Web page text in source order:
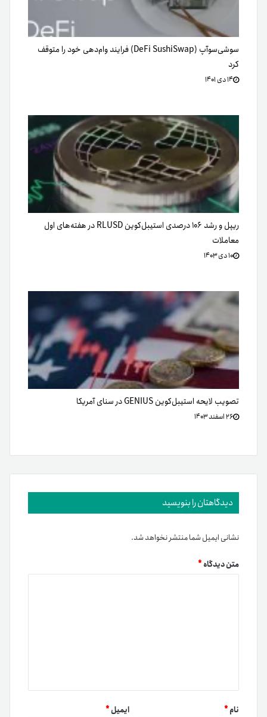
سوشی‌سوآپ (DeFi SushiSwap‌) فرایند وام‌دهی خود را متوقف
کرد
۱۴ دی ۱۴۰۱
ریپل و رشد ۱۰۶ درصدی استیبل‌کوین RLUSD در هفته‌های اول
معاملات
۱۰ دی ۱۴۰۳
تصویب لایحه استیبل‌کوین GENIUS در سنای آمریکا
۲۶ اسفند ۱۴۰۳
دیدگاهتان را بنویسید
نشانی ایمیل شما منتشر نخواهد شد.
متن دیدگاه*
نام* ایمیل*